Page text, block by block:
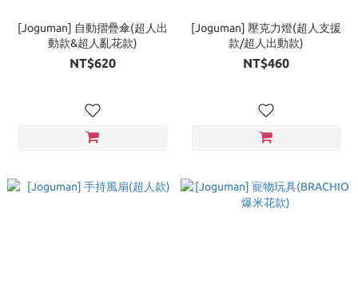
[Joguman] 自動摺疊傘(超人出
動款&超人亂花款)
NT$620
[Joguman] 壓克力燈(超人支援
款/超人出動款)
NT$460